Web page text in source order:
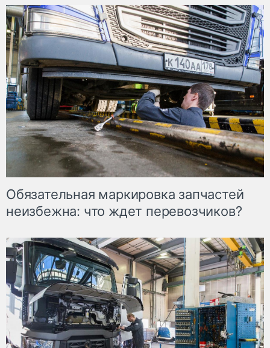
Обязательная маркировка запчастей
неизбежна: что ждет перевозчиков?